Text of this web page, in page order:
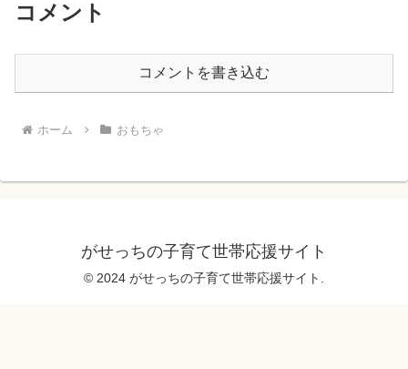
コメント
コメントを書き込む
ホーム おもちゃ
がせっちの子育て世帯応援サイト
© 2024 がせっちの子育て世帯応援サイト.